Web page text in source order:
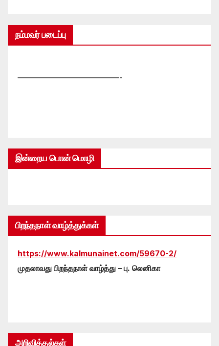
நம்மவர் படைப்பு
—————————————-
இன்றைய பொன் மொழி
பிறந்தநாள் வாழ்த்துக்கள்
https://www.kalmunainet.com/59670-2/
முதலாவது பிறந்தநாள் வாழ்த்து – பு. லெனிகா
அறிவித்தல்கள்